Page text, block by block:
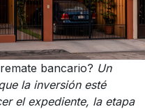
bancario? Un
la inversión esté
el expediente, la etapa